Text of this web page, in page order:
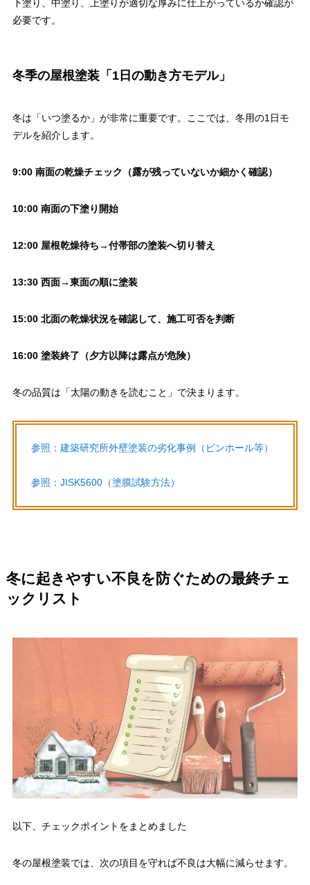
下塗り、中塗り、上塗りが適切な厚みに仕上がっているか確認が
必要です。
冬季の屋根塗装「1日の動き方モデル」
冬は「いつ塗るか」が非常に重要です。ここでは、冬用の1日モ
デルを紹介します。
9:00 南面の乾燥チェック（露が残っていないか細かく確認）
10:00 南面の下塗り開始
12:00 屋根乾燥待ち→付帯部の塗装へ切り替え
13:30 西面→東面の順に塗装
15:00 北面の乾燥状況を確認して、施工可否を判断
16:00 塗装終了（夕方以降は露点が危険）
冬の品質は「太陽の動きを読むこと」で決まります。
参照：建築研究所外壁塗装の劣化事例（ピンホール等）
参照：JISK5600（塗膜試験方法）
冬に起きやすい不良を防ぐための最終チェ
ックリスト
以下、チェックポイントをまとめました
冬の屋根塗装では、次の項目を守れば不良は大幅に減らせます。